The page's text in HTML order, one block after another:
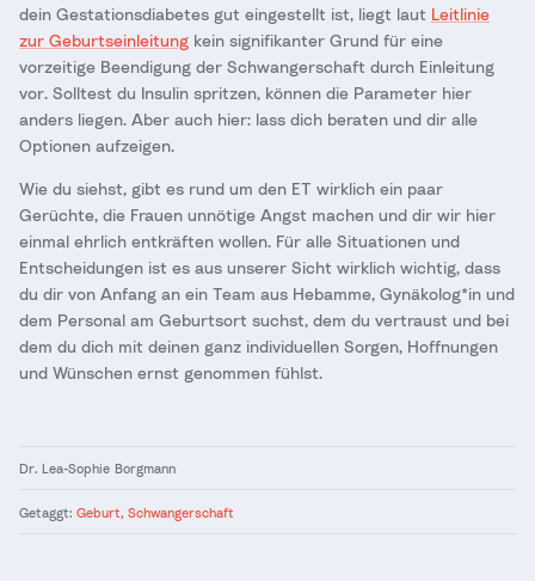
dein Gestationsdiabetes gut eingestellt ist, liegt laut Leitlinie
zur Geburtseinleitung kein signifikanter Grund für eine
vorzeitige Beendigung der Schwangerschaft durch Einleitung
vor. Solltest du Insulin spritzen, können die Parameter hier
anders liegen. Aber auch hier: lass dich beraten und dir alle
Optionen aufzeigen.
Wie du siehst, gibt es rund um den ET wirklich ein paar
Gerüchte, die Frauen unnötige Angst machen und dir wir hier
einmal ehrlich entkräften wollen. Für alle Situationen und
Entscheidungen ist es aus unserer Sicht wirklich wichtig, dass
du dir von Anfang an ein Team aus Hebamme, Gynäkolog*in und
dem Personal am Geburtsort suchst, dem du vertraust und bei
dem du dich mit deinen ganz individuellen Sorgen, Hoffnungen
und Wünschen ernst genommen fühlst.
Dr. Lea-Sophie Borgmann
Getaggt: Geburt Schwangerschaft